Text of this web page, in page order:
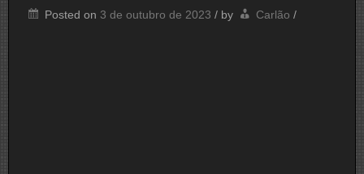
Posted on 3 de outubro de 2023 / by Carlão /